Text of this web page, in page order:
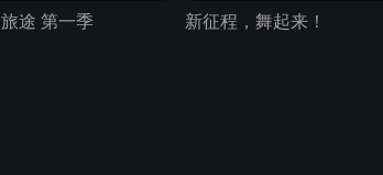
途 第一季 新征程，舞起来！